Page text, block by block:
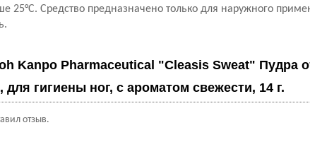
25°С. Средство предназначено только для наружного
Kanpo Pharmaceutical "Cleasis Sweat" Пудра
для гигиены ног, с ароматом свежести, 14 г.
отзыв.